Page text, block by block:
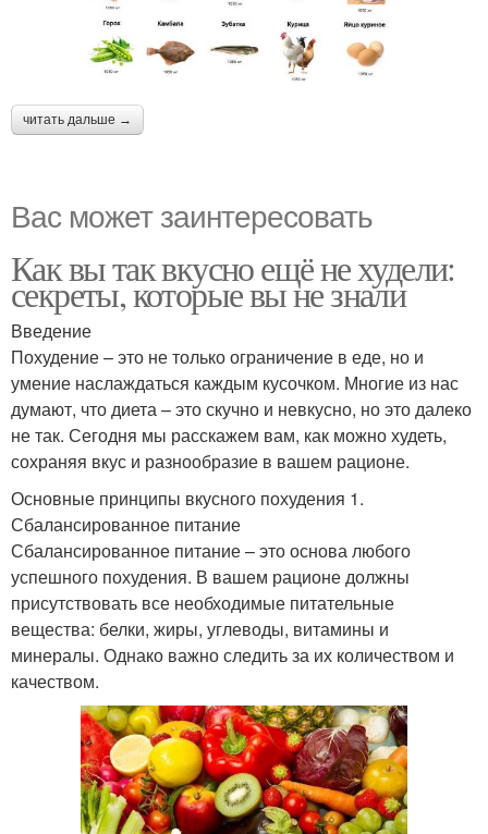
читать дальше →
Вас может заинтересовать
Как вы так вкусно ещё не худели:
секреты, которые вы не знали
Введение
Похудение – это не только ограничение в еде, но и
умение наслаждаться каждым кусочком. Многие из нас
думают, что диета – это скучно и невкусно, но это далеко
не так. Сегодня мы расскажем вам, как можно худеть,
сохраняя вкус и разнообразие в вашем рационе.
Основные принципы вкусного похудения 1.
Сбалансированное питание
Сбалансированное питание – это основа любого
успешного похудения. В вашем рационе должны
присутствовать все необходимые питательные
вещества: белки, жиры, углеводы, витамины и
минералы. Однако важно следить за их количеством и
качеством.